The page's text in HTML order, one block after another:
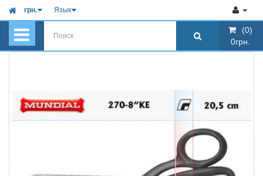
грн. Язык
(0)
0грн.